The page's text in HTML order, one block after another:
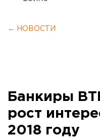
← НОВОСТИ
Банкиры
рост
2018 году